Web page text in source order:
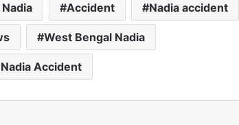
Accident Nadia accident
West Bengal Nadia
Accident